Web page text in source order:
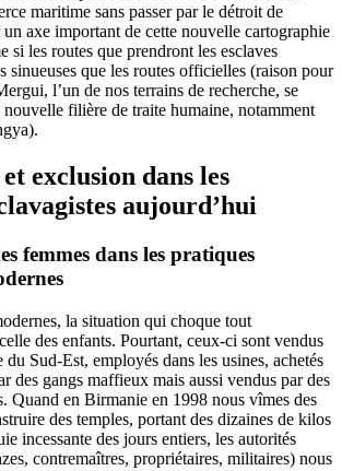
maritime sans passer par le détroit de
axe important de cette nouvelle cartographie
si les routes que prendront les esclaves
sinueuses que les routes officielles (raison pour
l’un de nos terrains de recherche, se
filière de traite humaine, notamment
exclusion dans les
aujourd’hui
femmes dans les pratiques
la situation qui choque tout
des enfants. Pourtant, ceux-ci sont vendus
du Sud-Est, employés dans les usines, achetés
des gangs maffieux mais aussi vendus par des
Quand en Birmanie en 1998 nous vîmes des
des temples, portant des dizaines de kilos
incessante des jours entiers, les autorités
contremaîtres, propriétaires, militaires) nous